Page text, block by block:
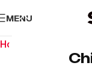
MENU
Home